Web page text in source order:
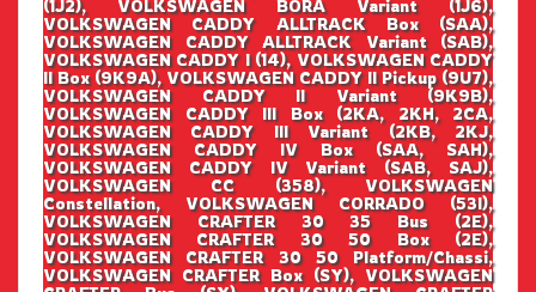
(1J2), VOLKSWAGEN BORA Variant (1J6),
VOLKSWAGEN CADDY ALLTRACK Box (SAA),
VOLKSWAGEN CADDY ALLTRACK Variant (SAB),
VOLKSWAGEN CADDY I (14), VOLKSWAGEN CADDY
II Box (9K9A), VOLKSWAGEN CADDY II Pickup (9U7),
VOLKSWAGEN CADDY II Variant (9K9B),
VOLKSWAGEN CADDY III Box (2KA, 2KH, 2CA,
VOLKSWAGEN CADDY III Variant (2KB, 2KJ,
VOLKSWAGEN CADDY IV Box (SAA, SAH),
VOLKSWAGEN CADDY IV Variant (SAB, SAJ),
VOLKSWAGEN CC (358), VOLKSWAGEN
Constellation, VOLKSWAGEN CORRADO (53I),
VOLKSWAGEN CRAFTER 30 35 Bus (2E),
VOLKSWAGEN CRAFTER 30 50 Box (2E),
VOLKSWAGEN CRAFTER 30 50 Platform/Chassi,
VOLKSWAGEN CRAFTER Box (SY), VOLKSWAGEN